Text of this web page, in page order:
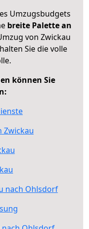
Umzugsbudgets
breite Palette an
von Zwickau
Sie die volle
können Sie
Zwickau
nach Ohlsdorf